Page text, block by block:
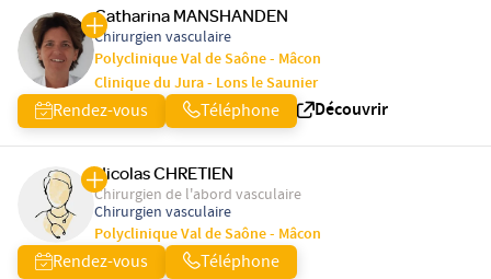
Catharina MANSHANDEN
Chirurgien vasculaire
Polyclinique Val de Saône - Mâcon
Clinique du Jura - Lons le Saunier
Rendez-vous Téléphone Découvrir
Nicolas CHRETIEN
Chirurgien de l'abord vasculaire
Chirurgien vasculaire
Polyclinique Val de Saône - Mâcon
Rendez-vous Téléphone